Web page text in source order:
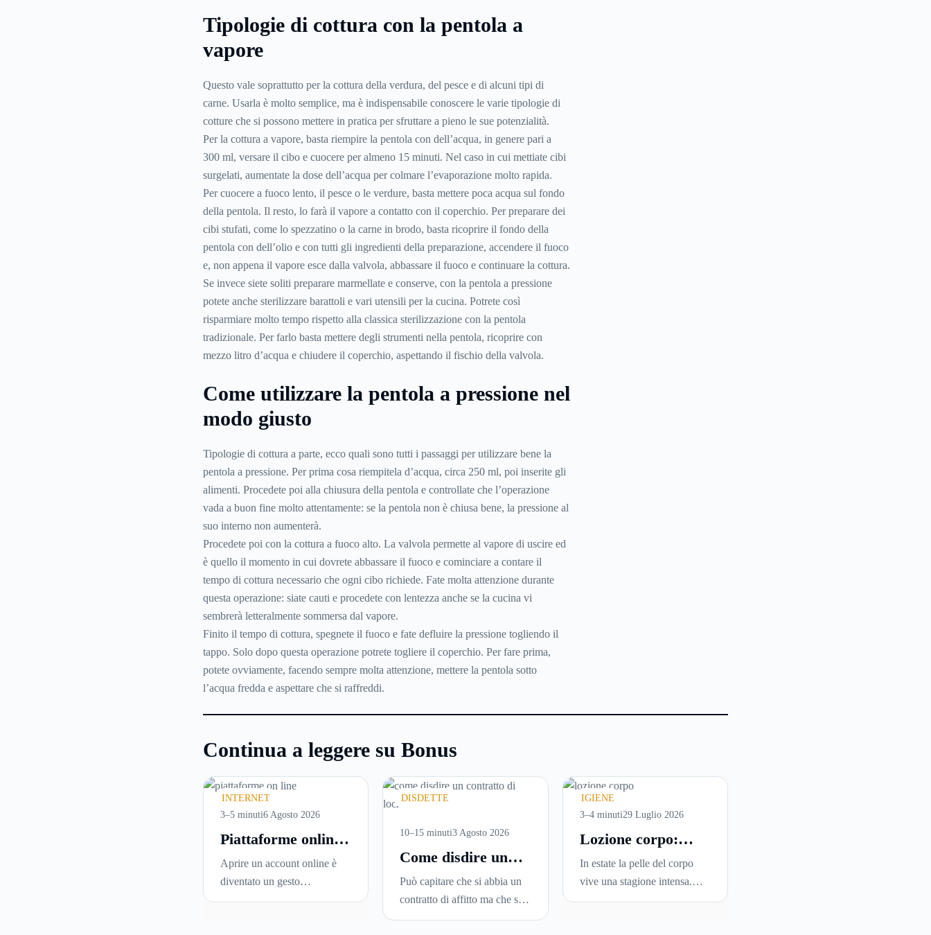
Tipologie di cottura con la pentola a
vapore
Questo vale soprattutto per la cottura della verdura, del pesce e di alcuni tipi di
carne. Usarla è molto semplice, ma è indispensabile conoscere le varie tipologie di
cotture che si possono mettere in pratica per sfruttare a pieno le sue potenzialità.
Per la cottura a vapore, basta riempire la pentola con dell’acqua, in genere pari a
300 ml, versare il cibo e cuocere per almeno 15 minuti. Nel caso in cui mettiate cibi
surgelati, aumentate la dose dell’acqua per colmare l’evaporazione molto rapida.
Per cuocere a fuoco lento, il pesce o le verdure, basta mettere poca acqua sul fondo
della pentola. Il resto, lo farà il vapore a contatto con il coperchio. Per preparare dei
cibi stufati, come lo spezzatino o la carne in brodo, basta ricoprire il fondo della
pentola con dell’olio e con tutti gli ingredienti della preparazione, accendere il fuoco
e, non appena il vapore esce dalla valvola, abbassare il fuoco e continuare la cottura.
Se invece siete soliti preparare marmellate e conserve, con la pentola a pressione
potete anche sterilizzare barattoli e vari utensili per la cucina. Potrete così
risparmiare molto tempo rispetto alla classica sterilizzazione con la pentola
tradizionale. Per farlo basta mettere degli strumenti nella pentola, ricoprire con
mezzo litro d’acqua e chiudere il coperchio, aspettando il fischio della valvola.
Come utilizzare la pentola a pressione nel
modo giusto
Tipologie di cottura a parte, ecco quali sono tutti i passaggi per utilizzare bene la
pentola a pressione. Per prima cosa riempitela d’acqua, circa 250 ml, poi inserite gli
alimenti. Procedete poi alla chiusura della pentola e controllate che l’operazione
vada a buon fine molto attentamente: se la pentola non è chiusa bene, la pressione al
suo interno non aumenterà.
Procedete poi con la cottura a fuoco alto. La valvola permette al vapore di uscire ed
è quello il momento in cui dovrete abbassare il fuoco e cominciare a contare il
tempo di cottura necessario che ogni cibo richiede. Fate molta attenzione durante
questa operazione: siate cauti e procedete con lentezza anche se la cucina vi
sembrerà letteralmente sommersa dal vapore.
Finito il tempo di cottura, spegnete il fuoco e fate defluire la pressione togliendo il
tappo. Solo dopo questa operazione potrete togliere il coperchio. Per fare prima,
potete ovviamente, facendo sempre molta attenzione, mettere la pentola sotto
l’acqua fredda e aspettare che si raffreddi.
Continua a leggere su Bonus
INTERNET
3–5 minuti6 Agosto 2026
Piattaforme online:
cosa controllare
prima di iscriversi
e usare servizi in
Aprire un account online è
diventato un gesto
automatico. Si inserisce
DISDETTE
10–15 minuti3 Agosto 2026
Come disdire un
contratto di
locazione in modo
corretto ed efficace
Può capitare che si abbia un
contratto di affitto ma che si
voglia trasferirsi in una nuova
IGIENE
3–4 minuti29 Luglio 2026
Lozione corpo:
perché è la scelta
ideale per idratare
la pelle in estate
In estate la pelle del corpo
vive una stagione intensa.
Sole, sudore, mare, piscina,